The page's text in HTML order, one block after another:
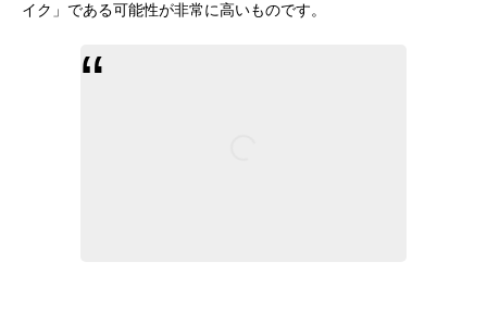
イク」である可能性が非常に高いものです。